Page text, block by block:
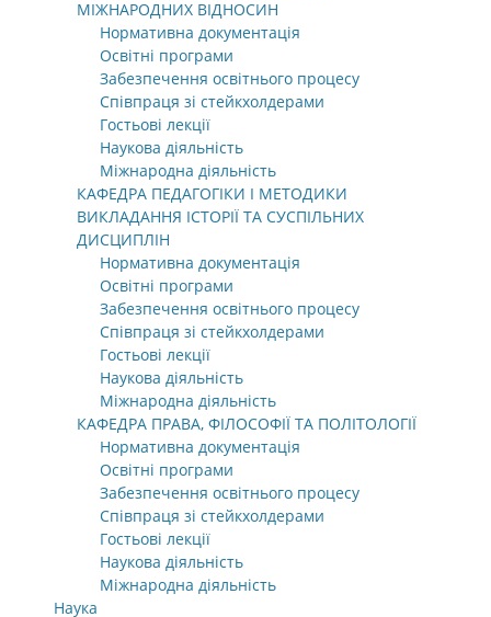
МІЖНАРОДНИХ ВІДНОСИН
Нормативна документація
Освітні програми
Забезпечення освітнього процесу
Співпраця зі стейкхолдерами
Гостьові лекції
Наукова діяльність
Міжнародна діяльність
КАФЕДРА ПЕДАГОГІКИ І МЕТОДИКИ
ВИКЛАДАННЯ ІСТОРІЇ ТА СУСПІЛЬНИХ
ДИСЦИПЛІН
Нормативна документація
Освітні програми
Забезпечення освітнього процесу
Співпраця зі стейкхолдерами
Гостьові лекції
Наукова діяльність
Міжнародна діяльність
КАФЕДРА ПРАВА, ФІЛОСОФІЇ ТА ПОЛІТОЛОГІЇ
Нормативна документація
Освітні програми
Забезпечення освітнього процесу
Співпраця зі стейкхолдерами
Гостьові лекції
Наукова діяльність
Міжнародна діяльність
Наука